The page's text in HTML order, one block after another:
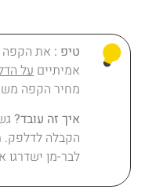
טיפ : את הקפה
אמיתייםעל
מחיר הקפה
איך זה עובד?
הקבלה לדלפק.
לבר-מן